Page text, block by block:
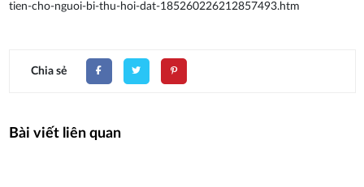
tien-cho-nguoi-bi-thu-hoi-dat-185260226212857493.htm
Chia sẻ
Bài viết liên quan